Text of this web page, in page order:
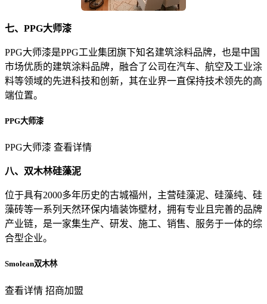
七、PPG大师漆
PPG大师漆是PPG工业集团旗下知名建筑涂料品牌，也是中国
市场优质的建筑涂料品牌，融合了公司在汽车、航空及工业涂
料等领域的先进科技和创新，其在业界一直保持技术领先的高
端位置。
PPG大师漆
PPG大师漆 查看详情
八、双木林硅藻泥
位于具有2000多年历史的古城福州，主营硅藻泥、硅藻纯、硅
藻砖等一系列天然环保内墙装饰壁材，拥有专业且完善的品牌
产业链，是一家集生产、研发、施工、销售、服务于一体的综
合型企业。
Smolean双木林
查看详情 招商加盟